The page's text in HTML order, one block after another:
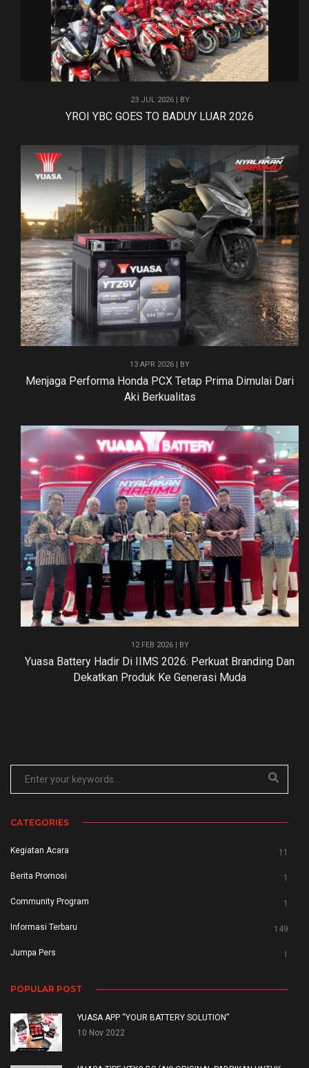
23 JUL 2026 | BY
YROI YBC GOES TO BADUY LUAR 2026
13 APR 2026 | BY
Menjaga Performa Honda PCX Tetap Prima Dimulai Dari
Aki Berkualitas
12 FEB 2026 | BY
Yuasa Battery Hadir Di IIMS 2026: Perkuat Branding Dan
Dekatkan Produk Ke Generasi Muda
CATEGORIES
Kegiatan Acara 11
Berita Promosi 1
Community Program 1
Informasi Terbaru 149
Jumpa Pers 1
POPULAR POST
YUASA APP “YOUR BATTERY SOLUTION”
10 Nov 2022